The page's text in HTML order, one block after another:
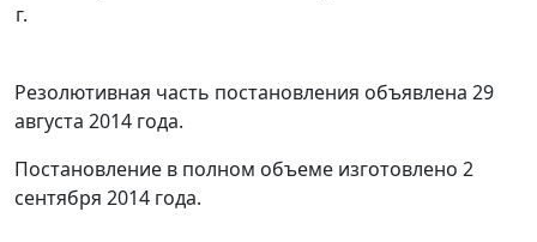
г.
Резолютивная часть постановления объявлена 29
августа 2014 года.
Постановление в полном объеме изготовлено 2
сентября 2014 года.